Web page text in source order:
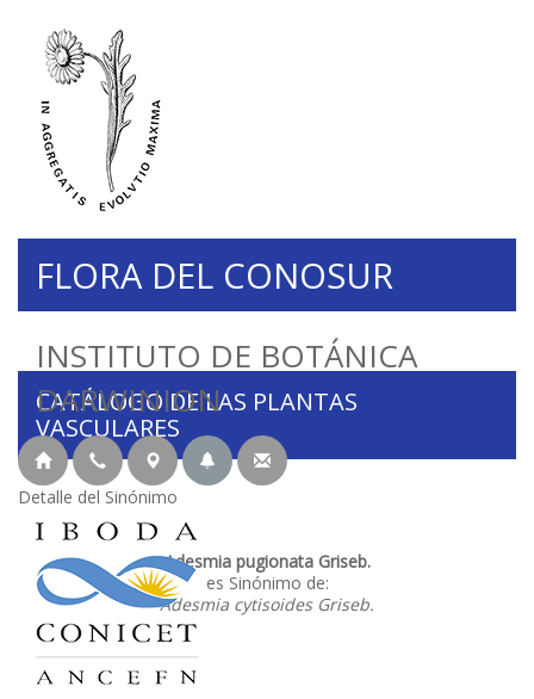
INSTITUTO DE BOTÁNICA
DARWINION
FLORA DEL CONOSUR
CATÁLOGO DE LAS PLANTAS
VASCULARES
Detalle del Sinónimo
Adesmia pugionata Griseb.
es Sinónimo de:
Adesmia cytisoides Griseb.